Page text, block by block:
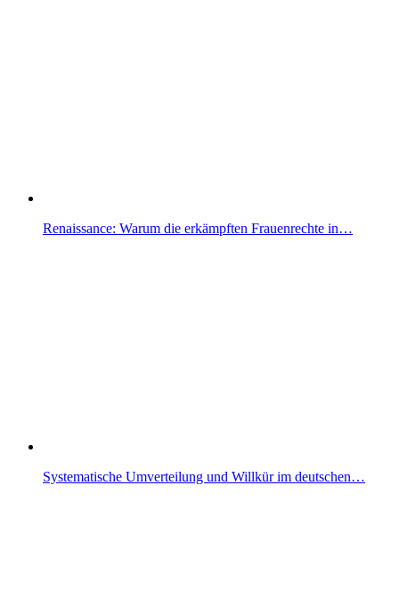
Renaissance: Warum die erkämpften Frauenrechte in…
Systematische Umverteilung und Willkür im deutschen…